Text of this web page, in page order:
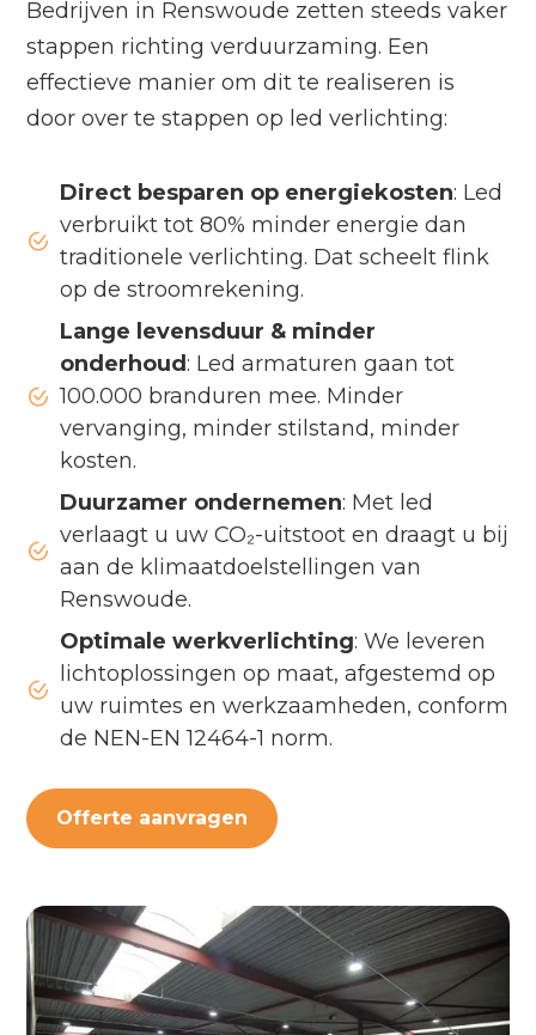
Bedrijven in Renswoude zetten steeds vaker
stappen richting verduurzaming. Een
effectieve manier om dit te realiseren is
door over te stappen op led verlichting:
Direct besparen op energiekosten: Led
verbruikt tot 80% minder energie dan
traditionele verlichting. Dat scheelt flink
op de stroomrekening.
Lange levensduur & minder
onderhoud : Led armaturen gaan tot
100.000 branduren mee. Minder
vervanging, minder stilstand, minder
kosten.
Duurzamer ondernemen: Met led
verlaagt u uw CO₂-uitstoot en draagt u bij
aan de klimaatdoelstellingen van
Renswoude.
Optimale werkverlichting: We leveren
lichtoplossingen op maat, afgestemd op
uw ruimtes en werkzaamheden, conform
de NEN-EN 12464-1 norm.
Offerte aanvragen